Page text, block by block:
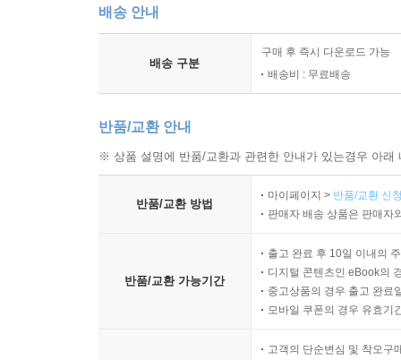
배송 안내
배송 구분
구매 후 즉시 다운로드 가능
배송비 : 무료배송
반품/교환 안내
※ 상품 설명에 반품/교환과 관련한 안내가 있는경우 아
반품/교환 방법
마이페이지 > 반품/교환 신
판매자 배송 상품은 판매자
반품/교환 가능기간
출고 완료 후 10일 이내의
디지털 콘텐츠인 eBook의
중고상품의 경우 출고 완료
모바일 쿠폰의 경우 유효기
고객의 단순변심 및 착오구